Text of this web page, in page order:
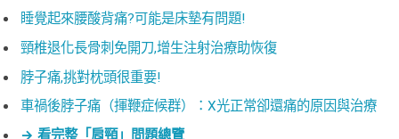
睡覺起來腰酸背痛?可能是床墊有問題!
頸椎退化長骨刺免開刀,增生注射治療助恢復
脖子痛,挑對枕頭很重要!
車禍後脖子痛（揮鞭症候群）：X光正常卻還痛的原因與治療
→ 看完整「肩頸」問題總覽